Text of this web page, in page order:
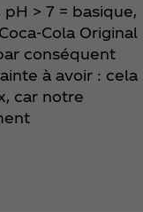
> 7 = basique,
Original
conséquent
à avoir : cela
car notre